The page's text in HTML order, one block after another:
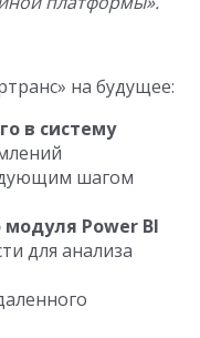
на будущее:
в систему
шагом
Power BI
для анализа